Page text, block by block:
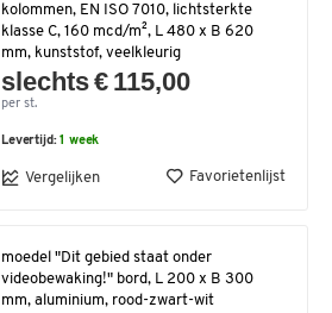
kolommen, EN ISO 7010, lichtsterkte
klasse C, 160 mcd/m², L 480 x B 620
mm, kunststof, veelkleurig
slechts € 115,00
per st.
Levertijd:1 week
Vergelijken Favorietenlijst
moedel "Dit gebied staat onder
videobewaking!" bord, L 200 x B 300
mm, aluminium, rood-zwart-wit